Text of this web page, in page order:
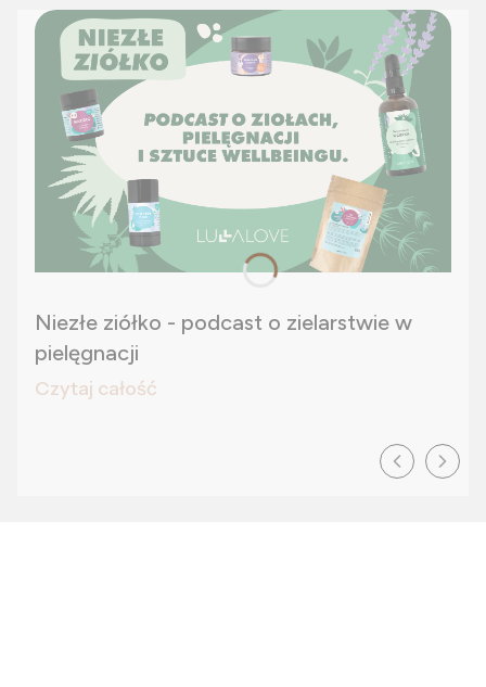
Niezłe ziółko - podcast o zielarstwie w
pielęgnacji
Czytaj całość